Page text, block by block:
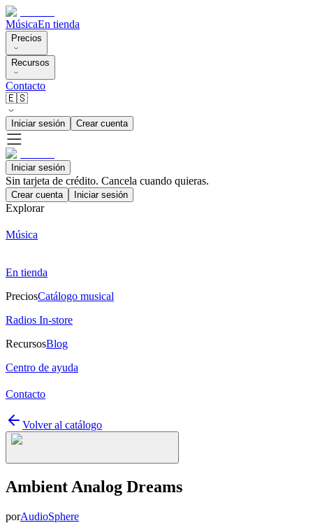
MúsicaEn tienda
Precios
Recursos
Contacto
🇪🇸
Iniciar sesión Crear cuenta
Iniciar sesión
Sin tarjeta de crédito. Cancela cuando quieras.
Crear cuenta Iniciar sesión
Explorar
Música
En tienda
PreciosCatálogo musical
Radios In-store
RecursosBlog
Centro de ayuda
Contacto
Volver al catálogo
Ambient Analog Dreams
porAudioSphere